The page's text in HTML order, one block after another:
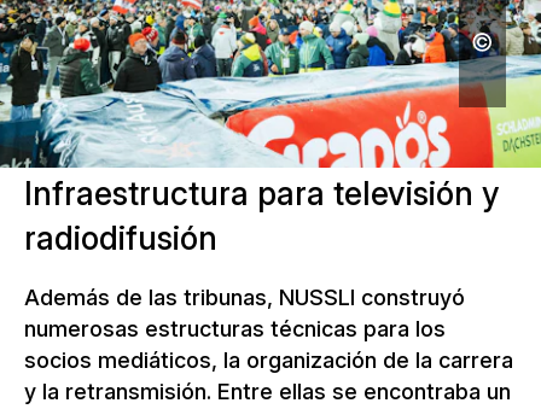
Infraestructura para televisión y
radiodifusión
Además de las tribunas, NUSSLI construyó
numerosas estructuras técnicas para los
socios mediáticos, la organización de la carrera
y la retransmisión. Entre ellas se encontraba un